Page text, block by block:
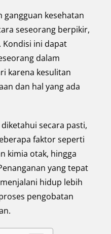
gangguan kesehatan
seseorang berpikir,
Kondisi ini dapat
dalam
karena kesulitan
dan hal yang ada
secara pasti,
faktor seperti
kimia otak, hingga
yang tepat
hidup lebih
pengobatan